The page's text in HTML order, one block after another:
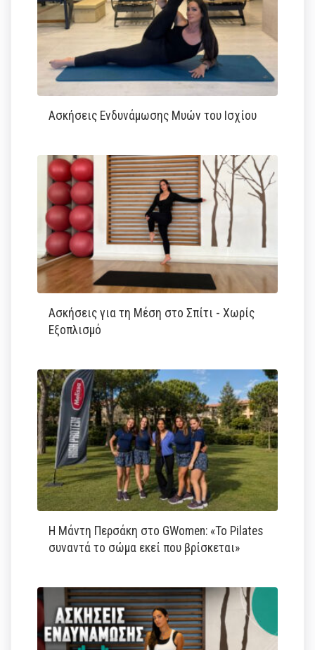
Ασκήσεις Ενδυνάμωσης Μυών του Ισχίου
Ασκήσεις για τη Μέση στο Σπίτι - Χωρίς
Εξοπλισμό
Η Μάντη Περσάκη στο GWomen: «Το Pilates
συναντά το σώμα εκεί που βρίσκεται»